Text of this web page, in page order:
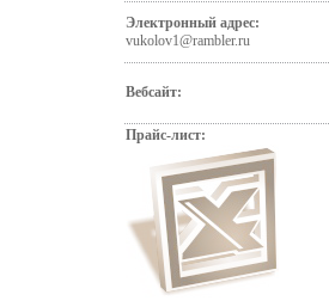
Электронный адрес:
vukolov1@rambler.ru
Вебсайт:
Прайс-лист: